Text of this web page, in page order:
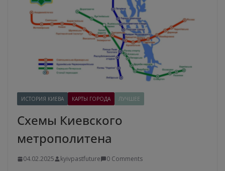
ИСТОРИЯ КИЕВА КАРТЫ ГОРОДА ЛУЧШЕЕ
Схемы Киевского
метрополитена
04.02.2025 kyivpastfuture 0 Comments